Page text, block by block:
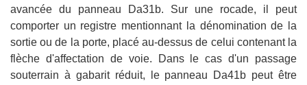
avancée du panneau Da31b. Sur une rocade, il peut
comporter un registre mentionnant la dénomination de la
sortie ou de la porte, placé au-dessus de celui contenant la
flèche d'affectation de voie. Dans le cas d'un passage
souterrain à gabarit réduit, le panneau Da41b peut être